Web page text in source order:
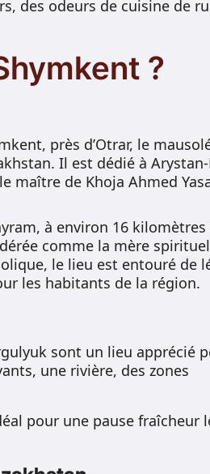
des odeurs de cuisine de
?
près d’Otrar, le
Il est dédié à
maître de Khoja Ahmed
à environ 16 kilomètres
comme la mère
le lieu est entouré de
les habitants de la région.
sont un lieu apprécié
une rivière, des zones
pour une pause fraîcheur